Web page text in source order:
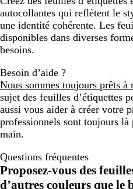
autocollantes qui reflètent le
une identité cohérente. Les
disponibles dans diverses
besoins.
Besoin d’aide ?
Nous sommes toujours prêts à
sujet des feuilles d’étiquettes
aussi vous aider à créer votre
professionnels sont toujours
main.
Questions fréquentes
Proposez-vous des
d’autres couleurs que le